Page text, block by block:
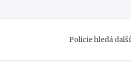
Policie hledá